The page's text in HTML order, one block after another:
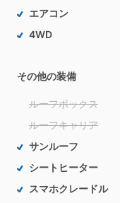
エアコン
4WD
その他の装備
ルーフボックス
ルーフキャリア
サンルーフ
シートヒーター
スマホクレードル